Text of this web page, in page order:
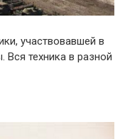
участвовавшей в
Вся техника в разной